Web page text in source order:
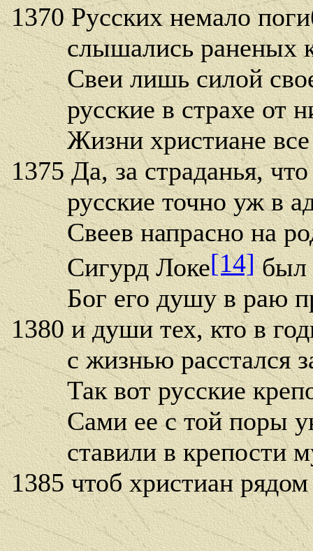
1370 Русских немало
слышались раненых
Свеи лишь силой
русские в страхе от
Жизни христиане все
1375 Да, за страданья,
русские точно уж в ад
Свеев напрасно на
Сигурд Локе[14]был
Бог его душу в раю
1380 и души тех, кто в
с жизнью расстался за
Так вот русские
Сами ее с той поры
ставили в крепости
1385 чтоб христиан